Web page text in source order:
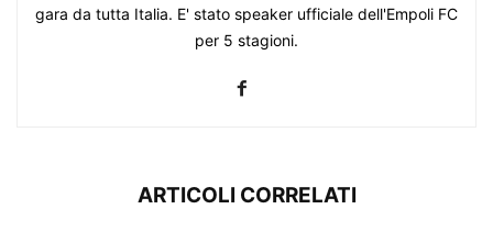
gara da tutta Italia. E' stato speaker ufficiale dell'Empoli FC
per 5 stagioni.
ARTICOLI CORRELATI